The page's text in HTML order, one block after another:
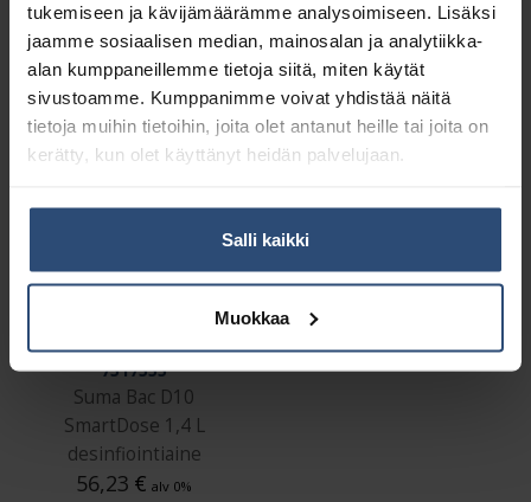
tukemiseen ja kävijämäärämme analysoimiseen. Lisäksi
jaamme sosiaalisen median, mainosalan ja analytiikka-
alan kumppaneillemme tietoja siitä, miten käytät
sivustoamme. Kumppanimme voivat yhdistää näitä
tietoja muihin tietoihin, joita olet antanut heille tai joita on
kerätty, kun olet käyttänyt heidän palvelujaan.
Salli kaikki
Muokkaa
7517555
Suma Bac D10
SmartDose 1,4 L
desinfiointiaine
56,23 € alv 0%